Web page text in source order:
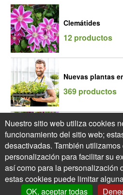
Clemátides
12 productos
Nuevas plantas
369 productos
Plantas trepadoras
90 productos
Nuestro sitio web utiliza cookies
funcionamiento del sitio web;
desactivadas. También
personalización para facilitar su
así como para la personalización
estas cookies puede limitar
OK, aceptar todas